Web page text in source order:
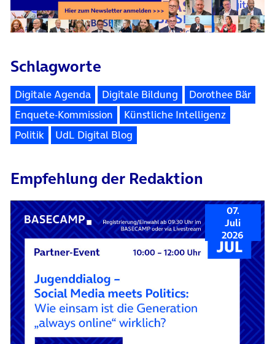
Schlagworte
Digitale Agenda Digitale Bildung
Dorothee Bär
Enquete-Kommission
Künstliche Intelligenz
Politik
UdL Digital Blog
Empfehlung der Redaktion
07.
Juli
2026